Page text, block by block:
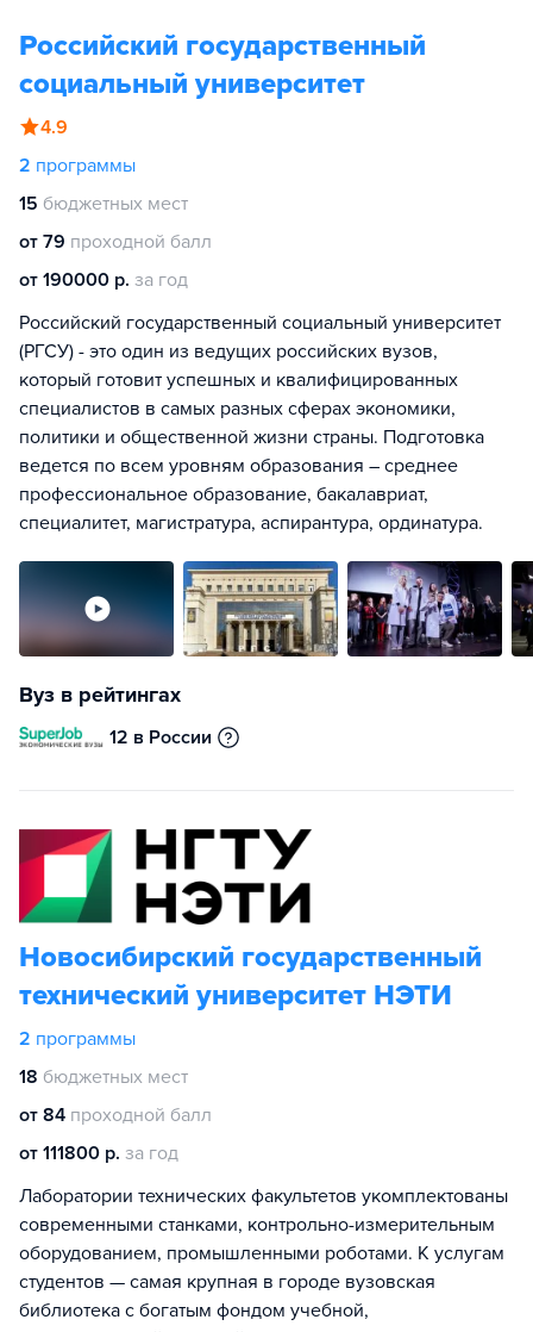
Российский государственный
социальный университет
4.9
2 программы
15 бюджетных мест
от 79 проходной балл
от 190000 р. за год
Российский государственный социальный университет
(РГСУ) - это один из ведущих российских вузов,
который готовит успешных и квалифицированных
специалистов в самых разных сферах экономики,
политики и общественной жизни страны. Подготовка
ведется по всем уровням образования – среднее
профессиональное образование, бакалавриат,
специалитет, магистратура, аспирантура, ординатура.
Вуз в рейтингах
12 в России
Новосибирский государственный
технический университет НЭТИ
2 программы
18 бюджетных мест
от 84 проходной балл
от 111800 р. за год
Лаборатории технических факультетов укомплектованы
современными станками, контрольно-измерительным
оборудованием, промышленными роботами. К услугам
студентов — самая крупная в городе вузовская
библиотека с богатым фондом учебной,